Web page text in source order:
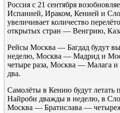
Россия с 21 сентября
Испанией, Ираком, Кенией и
увеличивает количество
открытых стран — Венгрию,
Рейсы Москва — Багдад будут
неделю, Москва — Мадрид и
четыре раза, Москва — Малага
два.
Самолёты в Кению будут
Найроби дважды в неделю, в
Москва — Братислава —